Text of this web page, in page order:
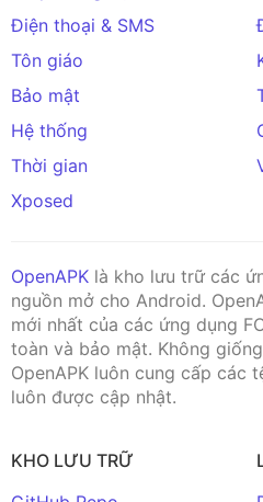
Điện thoại & SMS
Tôn giáo
Bảo mật
Hệ thống
Thời gian
Xposed
OpenAPK là kho lưu trữ các
nguồn mở cho Android.
mới nhất của các ứng dụng
toàn và bảo mật. Không
OpenAPK luôn cung cấp các
luôn được cập nhật.
KHO LƯU TRỮ